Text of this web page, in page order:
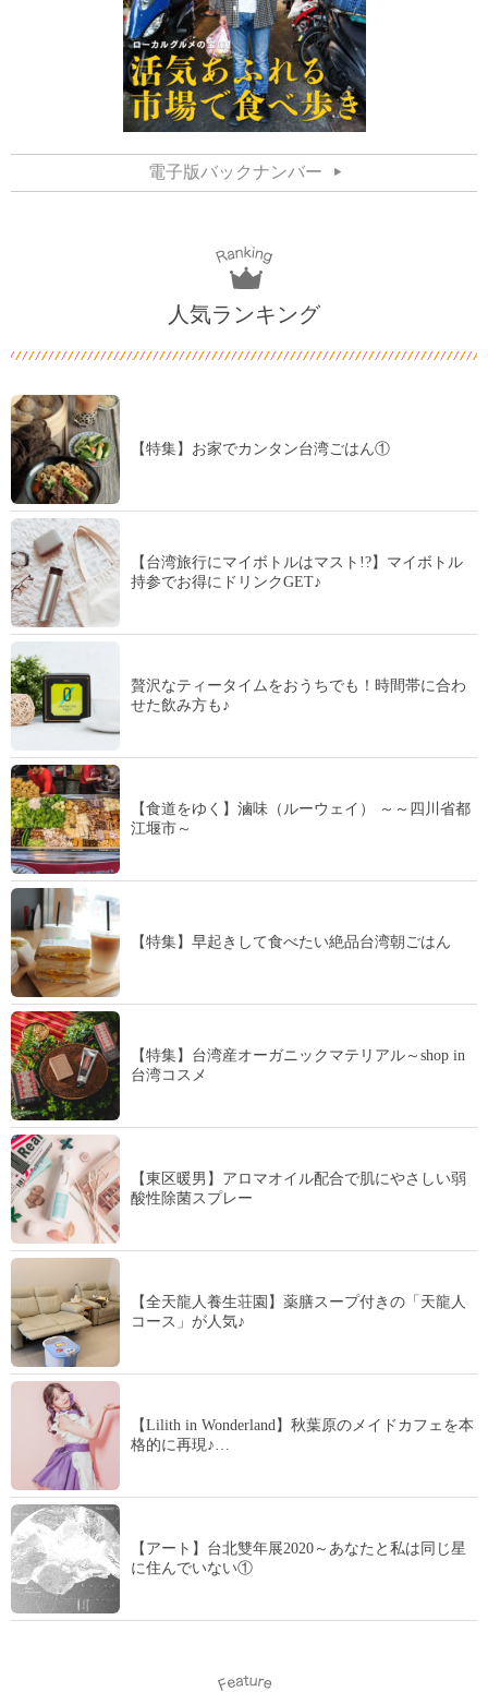
電子版バックナンバー
人気ランキング
【特集】お家でカンタン台湾ごはん①
【台湾旅行にマイボトルはマスト!?】マイボトル
持参でお得にドリンクGET♪
贅沢なティータイムをおうちでも！時間帯に合わ
せた飲み方も♪
【食道をゆく】滷味（ルーウェイ） ～～四川省都
江堰市～
【特集】早起きして食べたい絶品台湾朝ごはん
【特集】台湾産オーガニックマテリアル～shop in
台湾コスメ
【東区暖男】アロマオイル配合で肌にやさしい弱
酸性除菌スプレー
【全天龍人養生荘園】薬膳スープ付きの「天龍人
コース」が人気♪
【Lilith in Wonderland】秋葉原のメイドカフェを本
格的に再現♪…
【アート】台北雙年展2020～あなたと私は同じ星
に住んでいない①